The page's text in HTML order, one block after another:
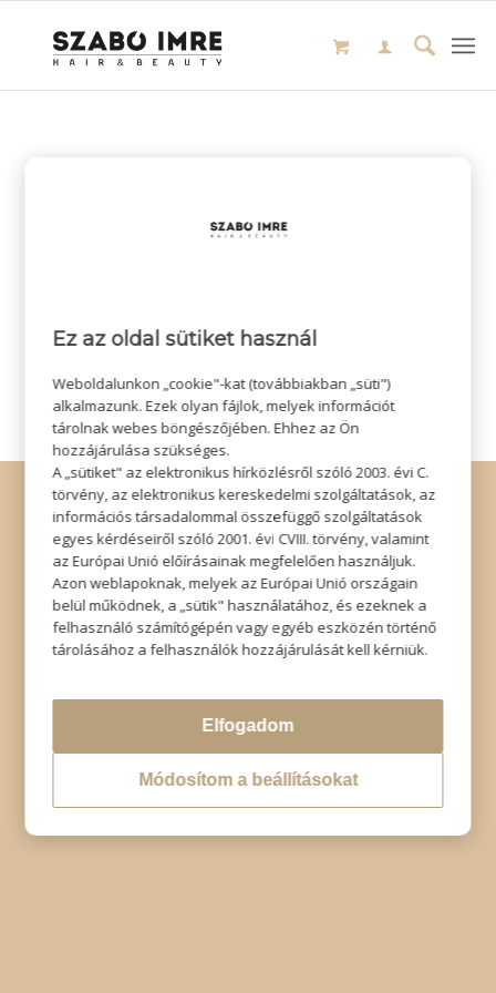
© Copyright - Szabó Imre Hair & Beauty
Impresszum|Adatkezelési tájékoztató|Elállás
Ez az oldal sütiket használ
Weboldalunkon „cookie"-kat (továbbiakban „süti")
alkalmazunk. Ezek olyan fájlok, melyek információt
tárolnak webes böngészőjében. Ehhez az Ön
hozzájárulása szükséges.
A „sütiket" az elektronikus hírközlésről szóló 2003. évi C.
törvény, az elektronikus kereskedelmi szolgáltatások, az
információs társadalommal összefüggő szolgáltatások
egyes kérdéseiről szóló 2001. évi CVIII. törvény, valamint
az Európai Unió előírásainak megfelelően használjuk.
Azon weblapoknak, melyek az Európai Unió országain
belül működnek, a „sütik" használatához, és ezeknek a
felhasználó számítógépén vagy egyéb eszközén történő
tárolásához a felhasználók hozzájárulását kell kérniük.
Elfogadom
Módosítom a beállításokat